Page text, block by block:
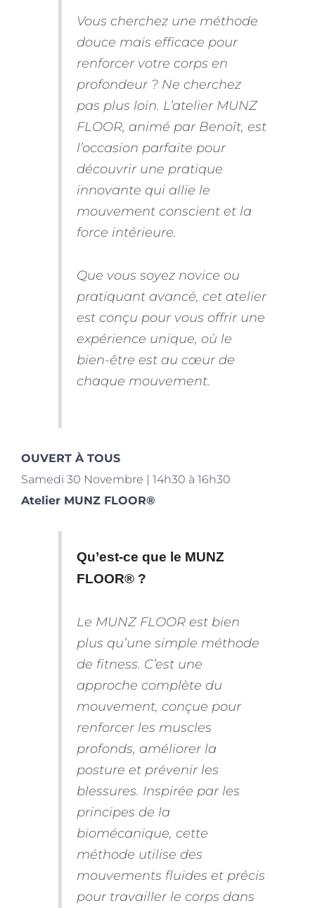
Vous cherchez une méthode
douce mais efficace pour
renforcer votre corps en
profondeur ? Ne cherchez
pas plus loin. L’atelier MUNZ
FLOOR, animé par Benoît, est
l’occasion parfaite pour
découvrir une pratique
innovante qui allie le
mouvement conscient et la
force intérieure.
Que vous soyez novice ou
pratiquant avancé, cet atelier
est conçu pour vous offrir une
expérience unique, où le
bien-être est au cœur de
chaque mouvement.
OUVERT À TOUS
Samedi 30 Novembre | 14h30 à 16h30
Atelier MUNZ FLOOR®
Qu’est-ce que le MUNZ
FLOOR®?
Le MUNZ FLOOR est bien
plus qu’une simple méthode
de fitness. C’est une
approche complète du
mouvement, conçue pour
renforcer les muscles
profonds, améliorer la
posture et prévenir les
blessures. Inspirée par les
principes de la
biomécanique, cette
méthode utilise des
mouvements fluides et précis
pour travailler le corps dans